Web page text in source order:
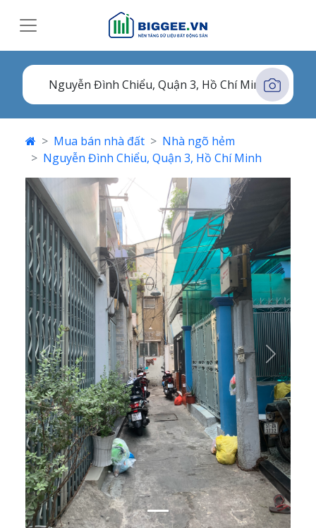
Mua bán nhà đất
Nhà ngõ hẻm
Nguyễn Đình Chiểu, Quận 3, Hồ Chí Minh
Previous Next